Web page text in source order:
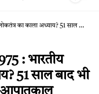
51 साल बाद भी क्यों चर्चा में है 1975 का आपातकाल
: भारतीय
51 साल बाद भी